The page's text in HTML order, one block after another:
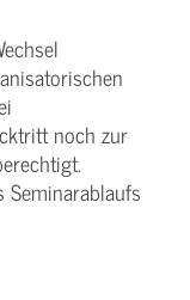
noch zur
Seminarablaufs